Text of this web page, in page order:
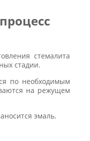
стемалита
стадии.
по необходимым
на режущем
эмаль.